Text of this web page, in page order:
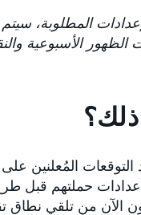
المطلوبة،
الظهور الأسبوعية
ذلك؟
المُعلنين على
حملتهم قبل
الآن من تلقي نطاق